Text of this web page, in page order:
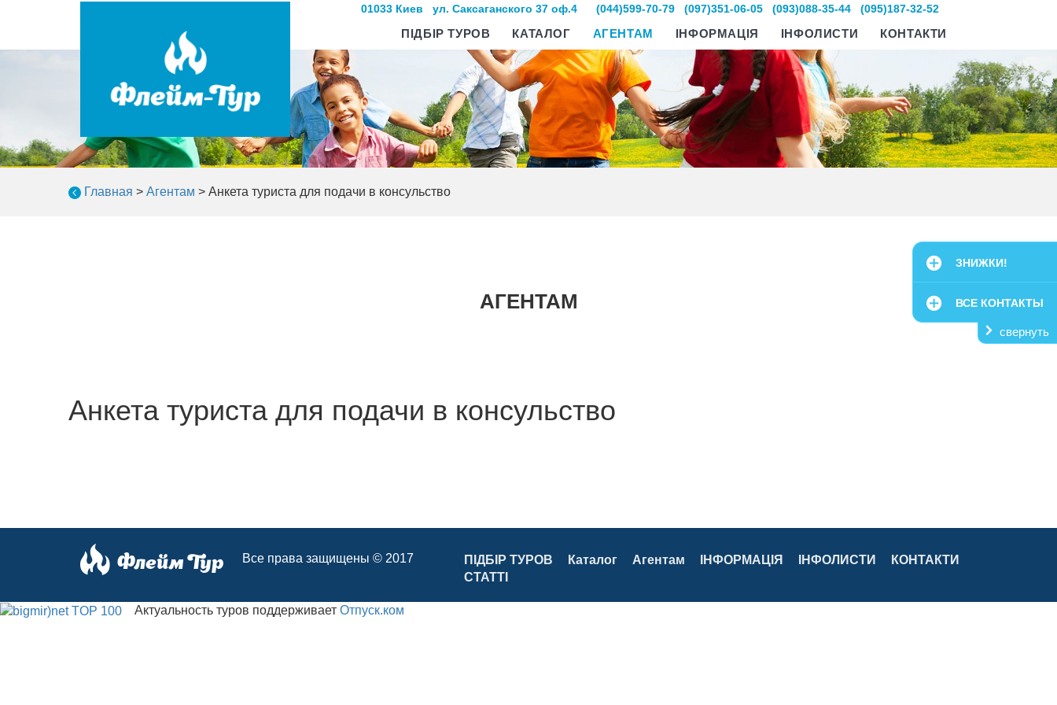
ЗНИЖКИ!
ВСЕ КОНТАКТЫ
свернуть
01033 Киев ул. Саксаганского 37 оф.4 (044)599-70-79 (097)351-06-05 (093)088-35-44 (095)187-32-52
ПІДБІР ТУРОВ КАТАЛОГ АГЕНТАМ ІНФОРМАЦІЯ ІНФОЛИСТИ КОНТАКТИ
Главная > Агентам > Анкета туриста для подачи в консульство
АГЕНТАМ
Анкета туриста для подачи в консульство
Все права защищены © 2017 ПІДБІР ТУРОВ Каталог Агентам ІНФОРМАЦІЯ ІНФОЛИСТИ
КОНТАКТИ
СТАТТІ
Актуальность туров поддерживает Отпуск.ком